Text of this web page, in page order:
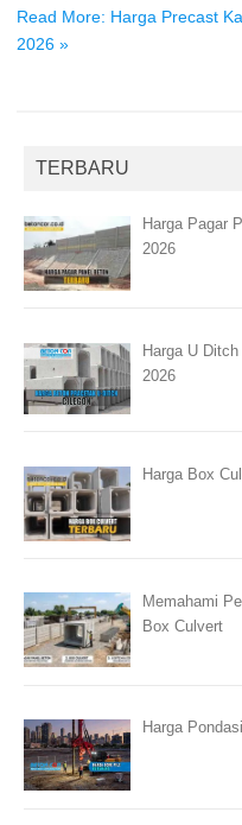
Read More: Harga Precast
2026 »
TERBARU
Harga Pagar
2026
Harga U
2026
Harga Box
Memahami
Box Culvert
Harga